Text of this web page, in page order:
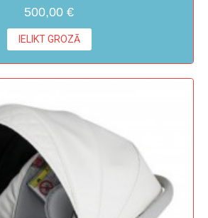
500,00 €
IELIKT GROZĀ